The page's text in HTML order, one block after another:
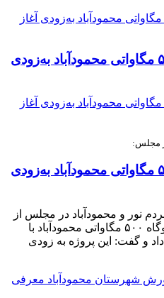
فاز نخست نیروگاه ۵۰۰ مگاواتی محمودآباد به‌زودی
مجلس:
فاز نخست نیروگاه ۵۰۰ مگاواتی محمودآباد به‌زودی
مردم نور و محمودآباد در مجلس از
آغاز اجرای فاز نخست نیروگاه ۵۰۰ مگاواتی محمودآباد با
خبر داد و گفت: این پروژه به زودی